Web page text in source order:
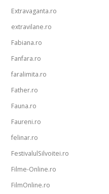
Extravaganta.ro
extravilane.ro
Fabiana.ro
Fanfara.ro
faralimita.ro
Father.ro
Fauna.ro
Faureni.ro
felinar.ro
FestivalulSilvoitei.ro
Filme-Online.ro
FilmOnline.ro